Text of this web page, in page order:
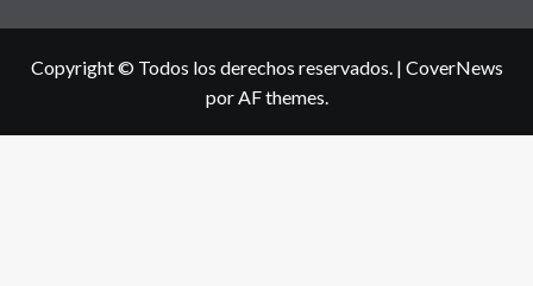
Copyright © Todos los derechos reservados. | CoverNews
por AF themes.